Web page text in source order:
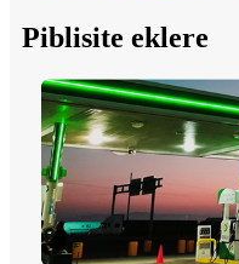
Piblisite eklere